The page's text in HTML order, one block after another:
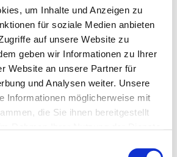
um Inhalte und Anzeigen zu
für soziale Medien anbieten
auf unsere Website zu
geben wir Informationen zu Ihrer
Website an unsere Partner für
und Analysen weiter. Unsere
Informationen möglicherweise mit
die Sie ihnen bereitgestellt
im Angebot, die
verschiedene Werkzeuge des
werden können.
Plattform-Strategie gelingt es
Kunden an sich zu